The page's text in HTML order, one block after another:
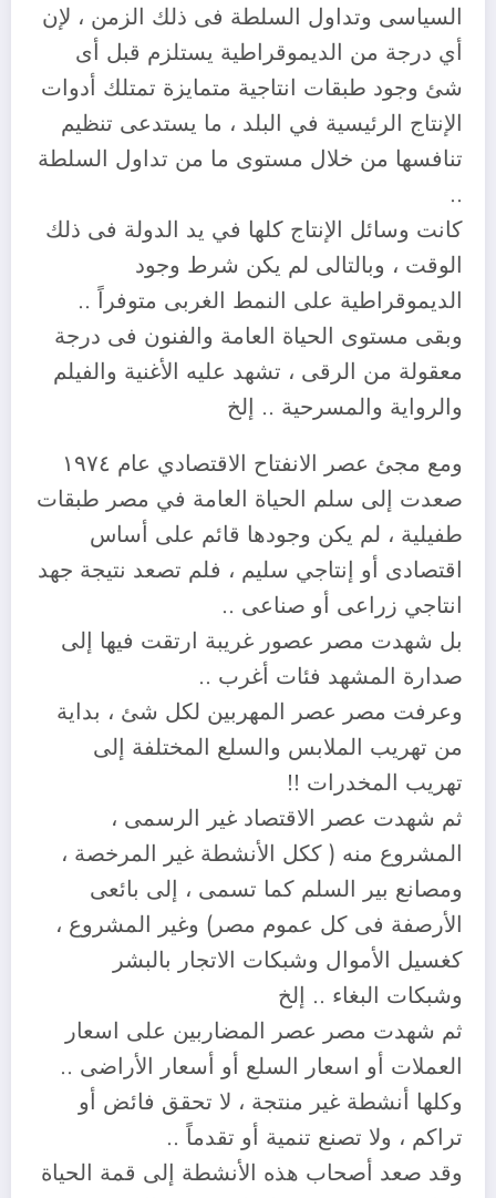
السياسى وتداول السلطة فى ذلك الزمن ، لإن
أي درجة من الديموقراطية يستلزم قبل أى
شئ وجود طبقات انتاجية متمايزة تمتلك أدوات
الإنتاج الرئيسية في البلد ، ما يستدعى تنظيم
تنافسها من خلال مستوى ما من تداول السلطة
..
كانت وسائل الإنتاج كلها في يد الدولة فى ذلك
الوقت ، وبالتالى لم يكن شرط وجود
الديموقراطية على النمط الغربى متوفراً ..
وبقى مستوى الحياة العامة والفنون فى درجة
معقولة من الرقى ، تشهد عليه الأغنية والفيلم
والرواية والمسرحية .. إلخ
ومع مجئ عصر الانفتاح الاقتصادي عام ١٩٧٤
صعدت إلى سلم الحياة العامة في مصر طبقات
طفيلية ، لم يكن وجودها قائم على أساس
اقتصادى أو إنتاجي سليم ، فلم تصعد نتيجة جهد
انتاجي زراعى أو صناعى ..
بل شهدت مصر عصور غريبة ارتقت فيها إلى
صدارة المشهد فئات أغرب ..
وعرفت مصر عصر المهربين لكل شئ ، بداية
من تهريب الملابس والسلع المختلفة إلى
تهريب المخدرات !!
ثم شهدت عصر الاقتصاد غير الرسمى ،
المشروع منه ( ككل الأنشطة غير المرخصة ،
ومصانع بير السلم كما تسمى ، إلى بائعى
الأرصفة فى كل عموم مصر) وغير المشروع ،
كغسيل الأموال وشبكات الاتجار بالبشر
وشبكات البغاء .. إلخ
ثم شهدت مصر عصر المضاربين على اسعار
العملات أو اسعار السلع أو أسعار الأراضى ..
وكلها أنشطة غير منتجة ، لا تحقق فائض أو
تراكم ، ولا تصنع تنمية أو تقدماً ..
وقد صعد أصحاب هذه الأنشطة إلى قمة الحياة